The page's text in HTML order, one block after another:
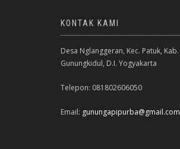
KONTAK KAMI
Desa Nglanggeran, Kec. Patuk, Kab.
Gunungkidul, D.I. Yogyakarta
Telepon: 081802606050
Email: gunungapipurba@gmail.com